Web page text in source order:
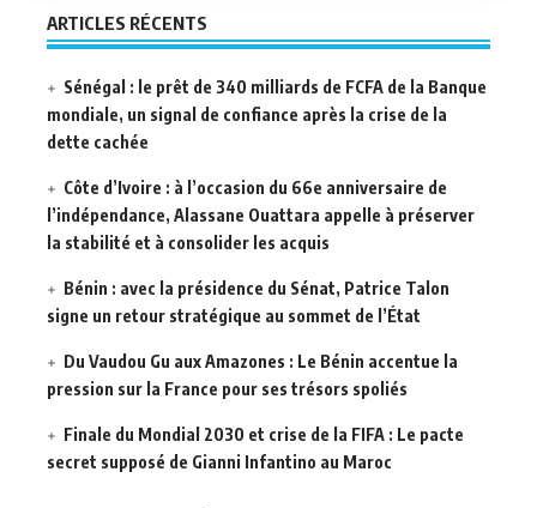
ARTICLES RÉCENTS
Sénégal : le prêt de 340 milliards de FCFA de la Banque
mondiale, un signal de confiance après la crise de la
dette cachée
Côte d’Ivoire : à l’occasion du 66e anniversaire de
l’indépendance, Alassane Ouattara appelle à préserver
la stabilité et à consolider les acquis
Bénin : avec la présidence du Sénat, Patrice Talon
signe un retour stratégique au sommet de l’État
Du Vaudou Gu aux Amazones : Le Bénin accentue la
pression sur la France pour ses trésors spoliés
Finale du Mondial 2030 et crise de la FIFA : Le pacte
secret supposé de Gianni Infantino au Maroc